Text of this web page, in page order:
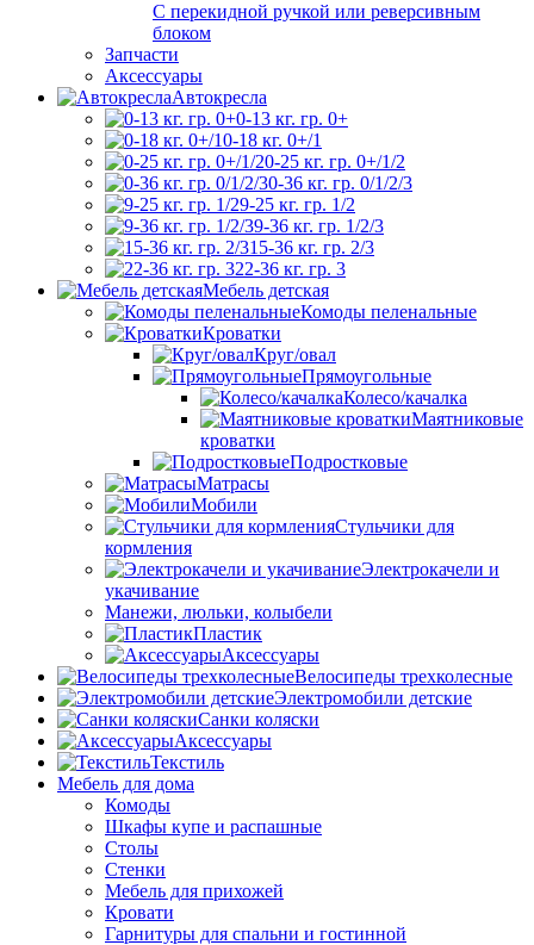
С перекидной ручкой или реверсивным
блоком
Запчасти
Аксессуары
Автокресла
0-13 кг. гр. 0+
0-18 кг. 0+/1
0-25 кг. гр. 0+/1/2
0-36 кг. гр. 0/1/2/3
9-25 кг. гр. 1/2
9-36 кг. гр. 1/2/3
15-36 кг. гр. 2/3
22-36 кг. гр. 3
Мебель детская
Комоды пеленальные
Кроватки
Круг/овал
Прямоугольные
Колесо/качалка
Маятниковые
кроватки
Подростковые
Матрасы
Мобили
Стульчики для
кормления
Электрокачели и
укачивание
Манежи, люльки, колыбели
Пластик
Аксессуары
Велосипеды трехколесные
Электромобили детские
Санки коляски
Аксессуары
Текстиль
Мебель для дома
Комоды
Шкафы купе и распашные
Столы
Стенки
Мебель для прихожей
Кровати
Гарнитуры для спальни и гостинной